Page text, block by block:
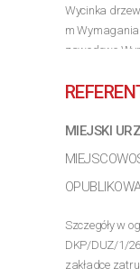
Wycinka
m Wymagania
zawodowe
>> Poznaj
MIEJSKI
Szczegóły w
DKP/DUZ/1/
zakładce